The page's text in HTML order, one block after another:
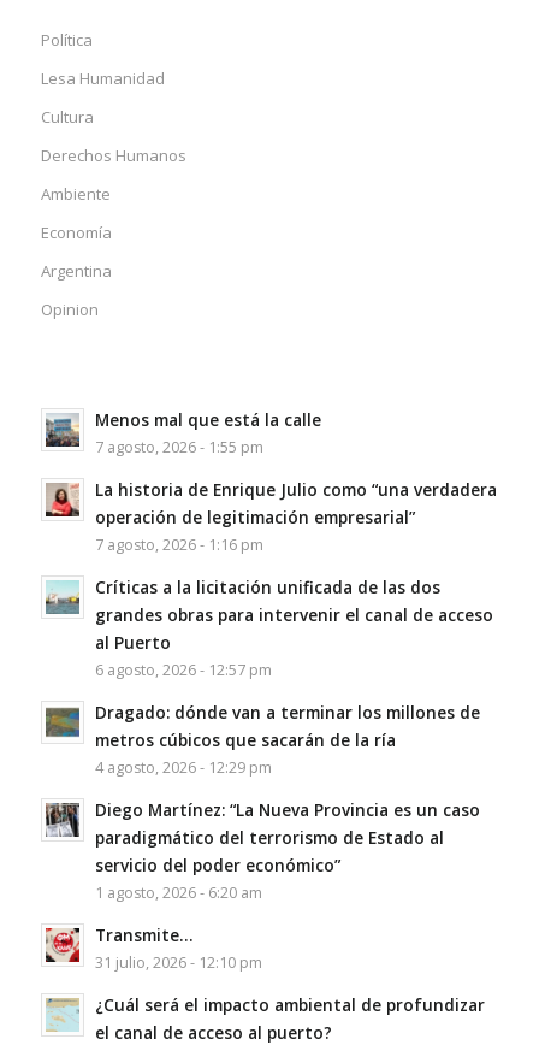
Política
Lesa Humanidad
Cultura
Derechos Humanos
Ambiente
Economía
Argentina
Opinion
Menos mal que está la calle
7 agosto, 2026 - 1:55 pm
La historia de Enrique Julio como “una verdadera
operación de legitimación empresarial”
7 agosto, 2026 - 1:16 pm
Críticas a la licitación unificada de las dos
grandes obras para intervenir el canal de acceso
al Puerto
6 agosto, 2026 - 12:57 pm
Dragado: dónde van a terminar los millones de
metros cúbicos que sacarán de la ría
4 agosto, 2026 - 12:29 pm
Diego Martínez: “La Nueva Provincia es un caso
paradigmático del terrorismo de Estado al
servicio del poder económico”
1 agosto, 2026 - 6:20 am
Transmite…
31 julio, 2026 - 12:10 pm
¿Cuál será el impacto ambiental de profundizar
el canal de acceso al puerto?